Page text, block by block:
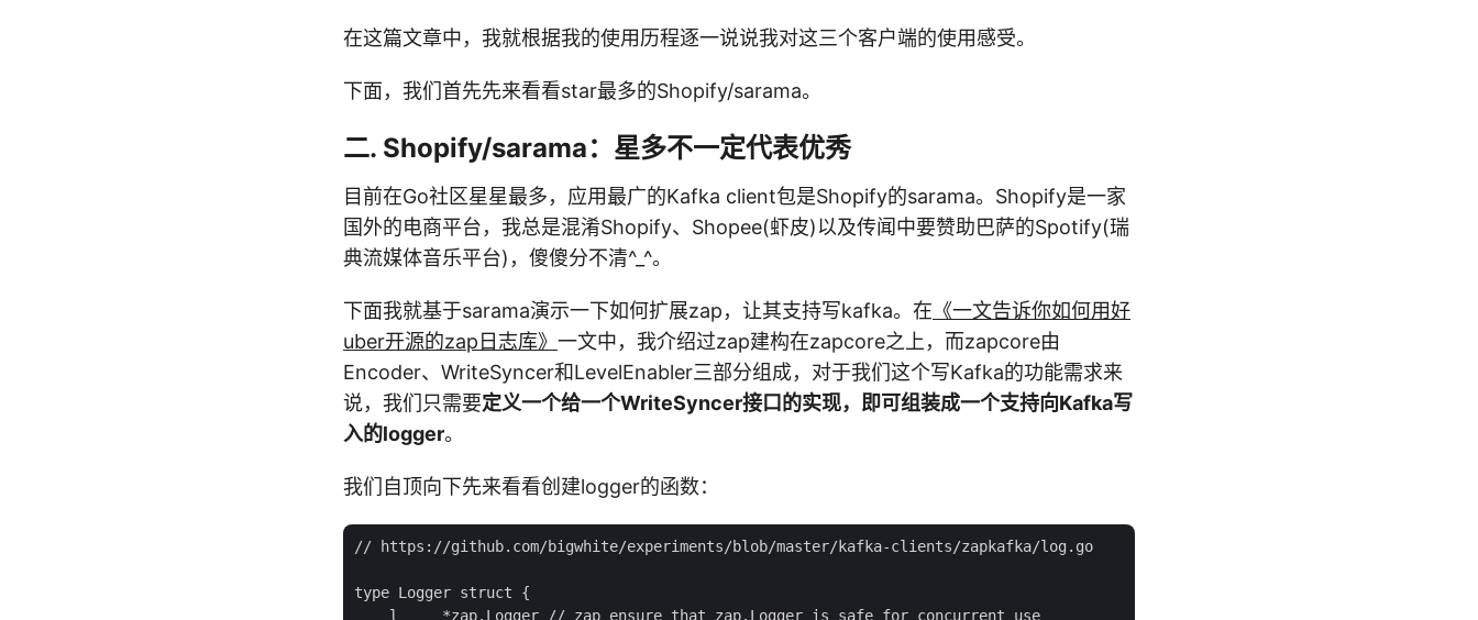
在这篇文章中，我就根据我的使用历程逐一说说我对这三个客户端的使用感受。
下面，我们首先先来看看star最多的Shopify/sarama。
二. Shopify/sarama：星多不一定代表优秀
目前在Go社区星星最多，应用最广的Kafka client包是Shopify的sarama。Shopify是一家
国外的电商平台，我总是混淆Shopify、Shopee(虾皮)以及传闻中要赞助巴萨的Spotify(瑞
典流媒体音乐平台)，傻傻分不清^_^。
下面我就基于sarama演示一下如何扩展zap，让其支持写kafka。在 《一文告诉你如何用好
uber开源的zap日志库》 一文中，我介绍过zap建构在zapcore之上，而zapcore由
Encoder、WriteSyncer和LevelEnabler三部分组成，对于我们这个写Kafka的功能需求来
说，我们只需要定义一个给一个WriteSyncer接口的实现，即可组装成一个支持向Kafka写
入的logger。
我们自顶向下先来看看创建logger的函数：
// https://github.com/bigwhite/experiments/blob/master/kafka-clients/zapkafka/log.go
type Logger struct {
    l     *zap.Logger // zap ensure that zap.Logger is safe for concurrent use